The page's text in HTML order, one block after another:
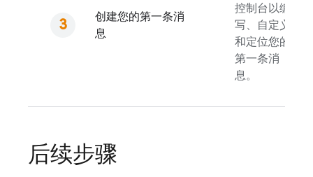
创建您的第一条消
息
控制台以编
写、自定义
和定位您的
第一条消
息。
后续步骤